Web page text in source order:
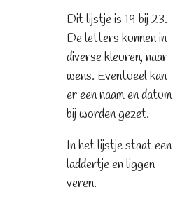
Dit lijstje is 19 bij 23.
De letters kunnen in
diverse kleuren, naar
wens. Eventueel kan
er een naam en datum
bij worden gezet.
In het lijstje staat een
laddertje en liggen
veren.